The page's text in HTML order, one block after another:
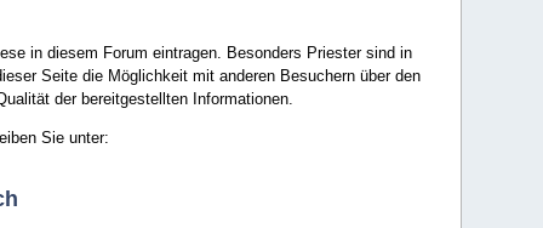
in diesem Forum eintragen. Besonders Priester sind in
Seite die Möglichkeit mit anderen Besuchern über den
der bereitgestellten Informationen.
Sie unter: